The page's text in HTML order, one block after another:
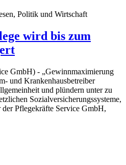
Politik und Wirtschaft
wird bis zum
GmbH) - „Gewinnmaximierung
und Krankenhausbetreiber
und plündern unter zu
Sozialversicherungssysteme,
der Pflegekräfte Service GmbH,